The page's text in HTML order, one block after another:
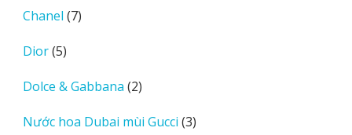
phẩm
Chanel 77
Dior 55
phẩm
Dolce & Gabbana 22
phẩm
Nước hoa Dubai mùi Gucci 33